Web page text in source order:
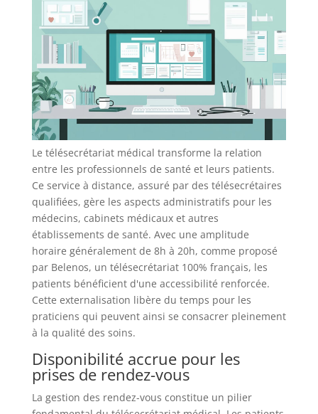
Le télésecrétariat médical transforme la relation
entre les professionnels de santé et leurs patients.
Ce service à distance, assuré par des télésecrétaires
qualifiées, gère les aspects administratifs pour les
médecins, cabinets médicaux et autres
établissements de santé. Avec une amplitude
horaire généralement de 8h à 20h, comme proposé
par Belenos, un télésecrétariat 100% français, les
patients bénéficient d'une accessibilité renforcée.
Cette externalisation libère du temps pour les
praticiens qui peuvent ainsi se consacrer pleinement
à la qualité des soins.
Disponibilité accrue pour les
prises de rendez-vous
La gestion des rendez-vous constitue un pilier